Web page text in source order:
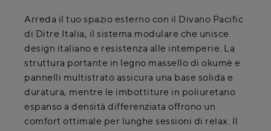
Arreda il tuo spazio esterno con il Divano Pacific
di Ditre Italia, il sistema modulare che unisce
design italiano e resistenza alle intemperie. La
struttura portante in legno massello di okumè e
pannelli multistrato assicura una base solida e
duratura, mentre le imbottiture in poliuretano
espanso a densità differenziata offrono un
comfort ottimale per lunghe sessioni di relax. Il